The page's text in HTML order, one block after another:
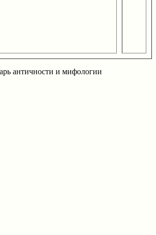
античности и мифологии